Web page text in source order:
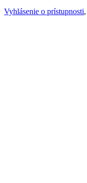
Vyhlásenie o prístupnosti,